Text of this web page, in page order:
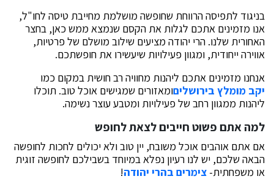
בניגוד לתפיסה הרווחת שחופשה מושלמת מחייבת טיסה לחו"ל,
אנו מזמינים אתכם לגלות את הקסם שנמצא ממש כאן, בחצר
האחורית שלנו. הרי יהודה מציעים שילוב מושלם של פרטיות,
אווירה ייחודית, ומגוון פעילויות שיעשירו את חופשתכם.
אנחנו מזמינים אתכם ליהנות מחוויה רב חושית במקום כמו
יקב מומלץ בירושליםומאזורים שמגישים אוכל טוב. תוכלו
ליהנות ממגוון רחב של פעילויות ומטבע עוצר נשימה.
למה אתם פשוט חייבים לצאת לחופש
אם אתם אוהבים אוכל משובח, יין טוב ולא יכולים לחכות לחופשה
הבאה שלכם, יש לנו רעיון נפלא במיוחד בשבילכם לחופשה זוגית
או משפחתית- צימרים בהרי יהודה!